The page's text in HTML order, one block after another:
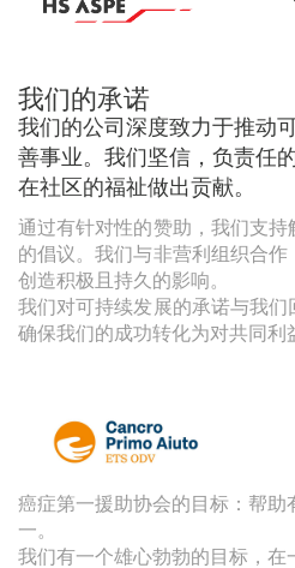
我们的承诺
我们的公司深度致力于推动
善事业。我们坚信，负责任
在社区的福祉做出贡献。
通过有针对性的赞助，我们支
的倡议。我们与非营利组织合
创造积极且持久的影响。
我们对可持续发展的承诺与我们
确保我们的成功转化为对共同利
癌症第一援助协会的目标：帮
一。
我们有一个雄心勃勃的目标，